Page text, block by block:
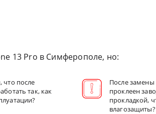
13 Pro в Симферополе, но:
что после
так, как
После замены
проклеен
прокладкой,
влагозащиты?